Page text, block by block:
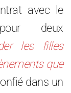
avec le
deux
les filles
que
dans un